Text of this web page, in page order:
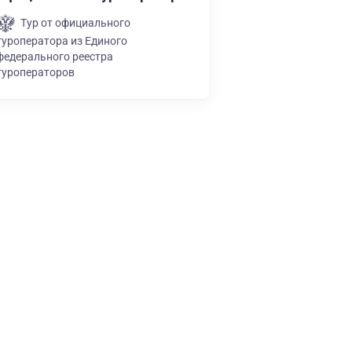
Тур от официального
из Единого
реестра